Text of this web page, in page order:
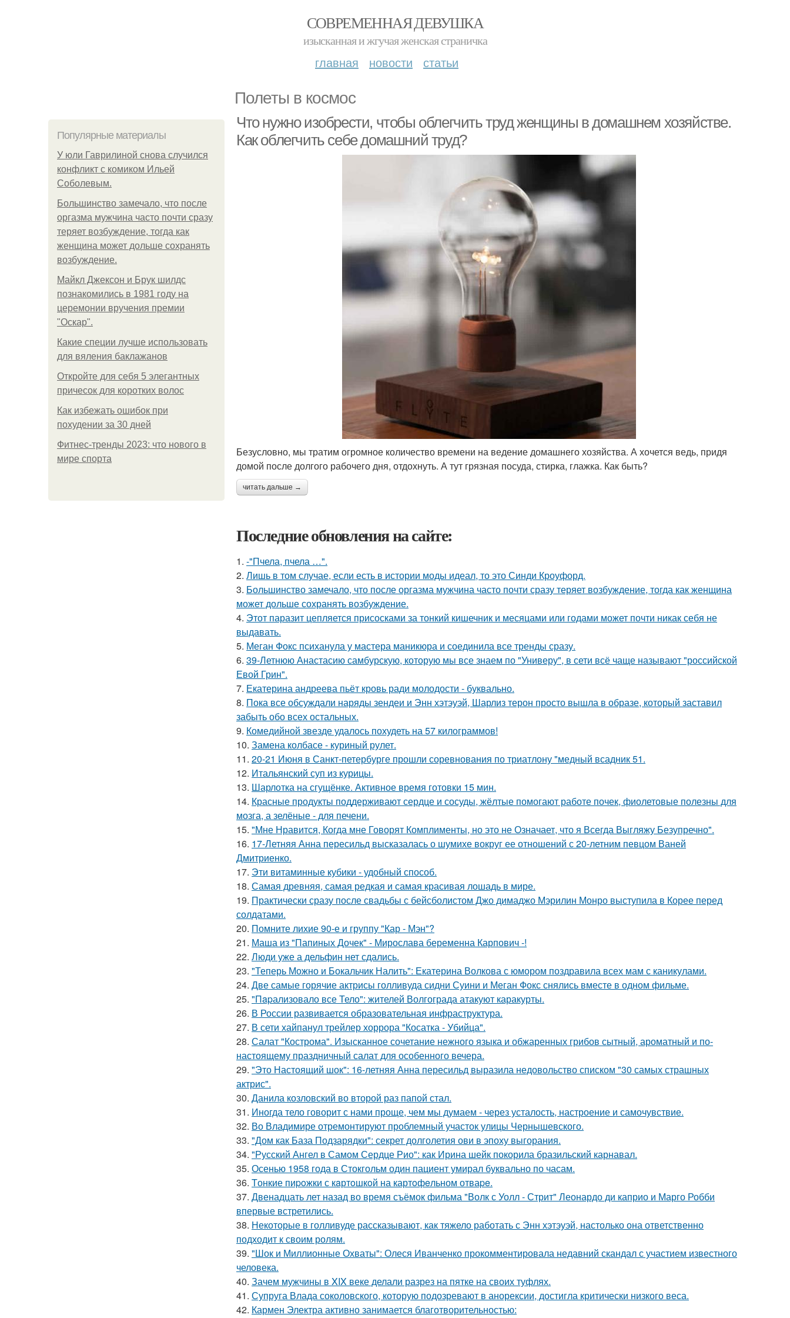
СОВРЕМЕННАЯ ДЕВУШКА
изысканная и жгучая женская страничка
главная новости статьи
Полеты в космос
Популярные материалы
У юли Гаврилиной снова случился
конфликт с комиком Ильей
Соболевым.
Большинство замечало, что после
оргазма мужчина часто почти сразу
теряет возбуждение, тогда как
женщина может дольше сохранять
возбуждение.
Майкл Джексон и Брук шилдс
познакомились в 1981 году на
церемонии вручения премии
"Оскар".
Какие специи лучше использовать
для вяления баклажанов
Откройте для себя 5 элегантных
причесок для коротких волос
Как избежать ошибок при
похудении за 30 дней
Фитнес-тренды 2023: что нового в
мире спорта
Что нужно изобрести, чтобы облегчить труд женщины в домашнем хозяйстве.
Как облегчить себе домашний труд?
Безусловно, мы тратим огромное количество времени на ведение домашнего хозяйства. А хочется ведь, придя
домой после долгого рабочего дня, отдохнуть. А тут грязная посуда, стирка, глажка. Как быть?
читать дальше →
Последние обновления на сайте:
1. -"Пчела, пчела …".
2. Лишь в том случае, если есть в истории моды идеал, то это Синди Кроуфорд.
3. Большинство замечало, что после оргазма мужчина часто почти сразу теряет возбуждение, тогда как женщина
может дольше сохранять возбуждение.
4. Этот паразит цепляется присосками за тонкий кишечник и месяцами или годами может почти никак себя не
выдавать.
5. Меган Фокс психанула у мастера маникюра и соединила все тренды сразу.
6. 39-Летнюю Анастасию самбурскую, которую мы все знаем по "Универу", в сети всё чаще называют "российской
Евой Грин".
7. Екатерина андреева пьёт кровь ради молодости - буквально.
8. Пока все обсуждали наряды зендеи и Энн хэтэуэй, Шарлиз терон просто вышла в образе, который заставил
забыть обо всех остальных.
9. Комедийной звезде удалось похудеть на 57 килограммов!
10. Замена колбасе - куриный рулет.
11. 20-21 Июня в Санкт-петербурге прошли соревнования по триатлону "медный всадник 51.
12. Итальянский суп из курицы.
13. Шарлотка на сгущёнке. Активное время готовки 15 мин.
14. Красные продукты поддерживают сердце и сосуды, жёлтые помогают работе почек, фиолетовые полезны для
мозга, а зелёные - для печени.
15. "Мне Нравится, Когда мне Говорят Комплименты, но это не Означает, что я Всегда Выгляжу Безупречно".
16. 17-Летняя Анна пересильд высказалась о шумихе вокруг ее отношений с 20-летним певцом Ваней
Дмитриенко.
17. Эти витаминные кубики - удобный способ.
18. Самая древняя, самая редкая и самая красивая лошадь в мире.
19. Практически сразу после свадьбы с бейсболистом Джо димаджо Мэрилин Монро выступила в Корее перед
солдатами.
20. Помните лихие 90-е и группу "Кар - Мэн"?
21. Маша из "Папиных Дочек" - Мирослава беременна Карпович -!
22. Люди уже а дельфин нет сдались.
23. "Теперь Можно и Бокальчик Налить": Екатерина Волкова с юмором поздравила всех мам с каникулами.
24. Две самые горячие актрисы голливуда сидни Суини и Меган Фокс снялись вместе в одном фильме.
25. "Пapализовало все Тело": жителей Волгограда атакуют каракурты.
26. В России развивается образовательная инфраструктура.
27. В сети хайпанул трейлер хоррора "Косатка - Убийца".
28. Салат "Кострома". Изысканное сочетание нежного языка и обжаренных грибов сытный, ароматный и по-
настоящему праздничный салат для особенного вечера.
29. "Это Настоящий шок": 16-летняя Анна пересильд выразила недовольство списком "30 самых страшных
актрис".
30. Данила козловский во второй раз папой стал.
31. Иногда тело говорит с нами проще, чем мы думаем - через усталость, настроение и самочувствие.
32. Во Владимире отремонтируют проблемный участок улицы Чернышевского.
33. "Дом как База Подзарядки": секрет долголетия ови в эпоху выгорания.
34. "Русский Ангел в Самом Сердце Рио": как Ирина шейк покорила бразильский карнавал.
35. Осенью 1958 года в Стокгольм один пациент умирал буквально по часам.
36. Tонкие пиpoжки с кaртoшкoй на картoфeльном отваpe.
37. Двенадцать лет назад во время съёмок фильма "Волк с Уолл - Стрит" Леонардо ди каприо и Марго Робби
впервые встретились.
38. Некоторые в голливуде рассказывают, как тяжело работать с Энн хэтэуэй, настолько она ответственно
подходит к своим ролям.
39. "Шок и Миллионные Охваты": Олеся Иванченко прокомментировала недавний скандал с участием известного
человека.
40. Зачем мужчины в XIX веке делали разрез на пятке на своих туфлях.
41. Супруга Влада соколовского, которую подозревают в анорексии, достигла критически низкого веса.
42. Кармен Электра активно занимается благотворительностью: